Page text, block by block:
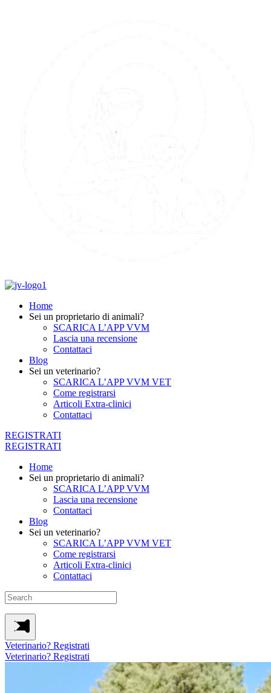
Home
Sei un proprietario di animali?
SCARICA L’APP VVM
Lascia una recensione
Contattaci
Blog
Sei un veterinario?
SCARICA L’APP VVM VET
Come registrarsi
Articoli Extra-clinici
Contattaci
REGISTRATI
REGISTRATI
Home
Sei un proprietario di animali?
SCARICA L’APP VVM
Lascia una recensione
Contattaci
Blog
Sei un veterinario?
SCARICA L’APP VVM VET
Come registrarsi
Articoli Extra-clinici
Contattaci
Veterinario? Registrati
Veterinario? Registrati